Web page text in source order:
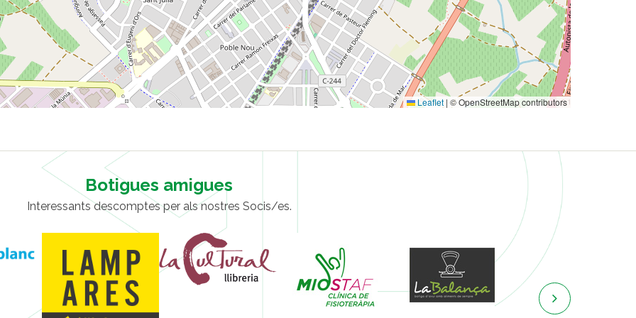
Leaflet | © OpenStreetMap contributors
Botigues amigues
Interessants descomptes per als nostres Socis/es.
